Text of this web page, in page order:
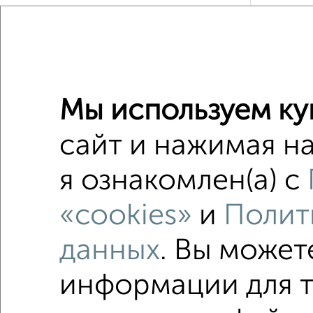
Поиск по
Можно
не
Мы используем
сайт и нажимая
я ознакомлен(а) с
«cookies» и
данных. Вы
информации для